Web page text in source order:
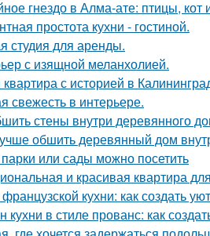
гнездо в Алма-ате: птицы, кот
простота кухни - гостиной.
студия для аренды.
с изящной меланхолией.
с историей в
свежесть в интерьере.
стены внутри деревянного
обшить деревянный дом
или сады можно посетить
и красивая квартира
кухни: как создать
кухни в стиле прованс: как